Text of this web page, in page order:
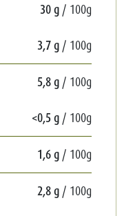
30 g / 100g
3,7 g / 100g
5,8 g / 100g
<0,5 g / 100g
1,6 g / 100g
2,8 g / 100g